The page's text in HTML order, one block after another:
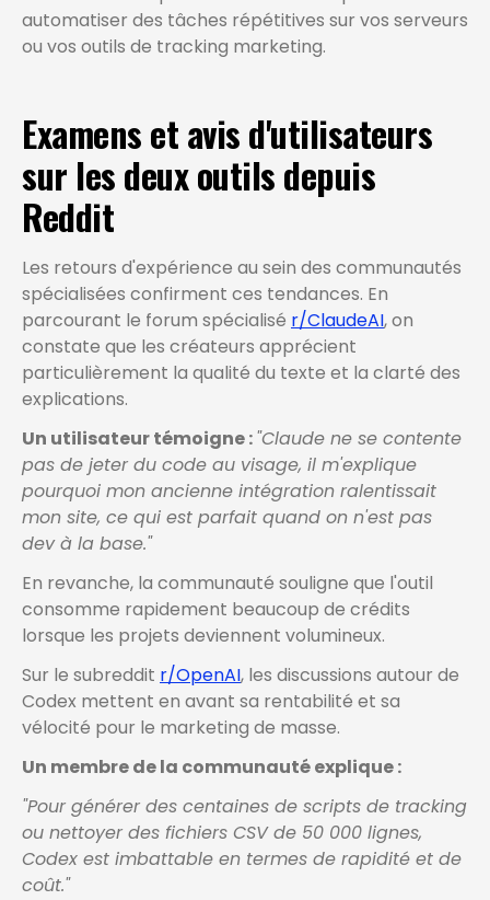
automatiser des tâches répétitives sur vos serveurs
ou vos outils de tracking marketing.
Examens et avis d'utilisateurs
sur les deux outils depuis
Reddit
Les retours d'expérience au sein des communautés
spécialisées confirment ces tendances. En
parcourant le forum spécialisé r/ClaudeAI, on
constate que les créateurs apprécient
particulièrement la qualité du texte et la clarté des
explications.
Un utilisateur témoigne :"Claude ne se contente
pas de jeter du code au visage, il m'explique
pourquoi mon ancienne intégration ralentissait
mon site, ce qui est parfait quand on n'est pas
dev à la base."
En revanche, la communauté souligne que l'outil
consomme rapidement beaucoup de crédits
lorsque les projets deviennent volumineux.
Sur le subreddit r/OpenAI, les discussions autour de
Codex mettent en avant sa rentabilité et sa
vélocité pour le marketing de masse.
Un membre de la communauté explique :
"Pour générer des centaines de scripts de tracking
ou nettoyer des fichiers CSV de 50 000 lignes,
Codex est imbattable en termes de rapidité et de
coût."